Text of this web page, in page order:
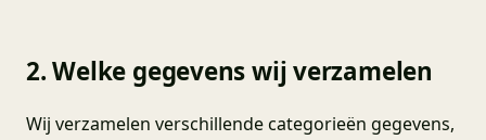
2. Welke gegevens wij verzamelen
Wij verzamelen verschillende categorieën gegevens,